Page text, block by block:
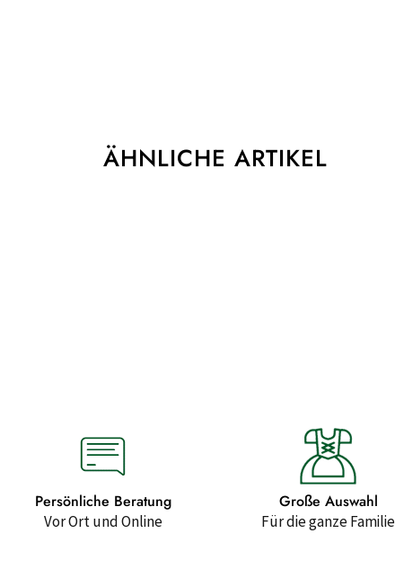
ÄHNLICHE ARTIKEL
Persönliche Beratung
Vor Ort und Online
Große Auswahl
Für die ganze Familie